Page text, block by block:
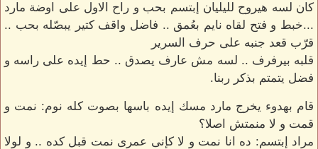
كان لسه هيروح لليليان إبتسم بحب و راح الاول على اوضة مارد
...خبط و فتح لقاه نايم بعُمق .. فاضل واقف كتير يبصّله بحب ..
قرّب قعد جنبه على حرف السرير
قلبه بيرفرف .. لسه مش عارف يصدق .. حط إيده على راسه و
فضل يتمتم بذكر ربنا.
قام بهدوء يخرج مارد مسك إيده باسها بصوت كله نوم: نمت و
قمت و لا منمتش اصلا؟
مراد إبتسم: ده انا نمت و لا كإنى عمرى نمت قبل كده .. و لولا